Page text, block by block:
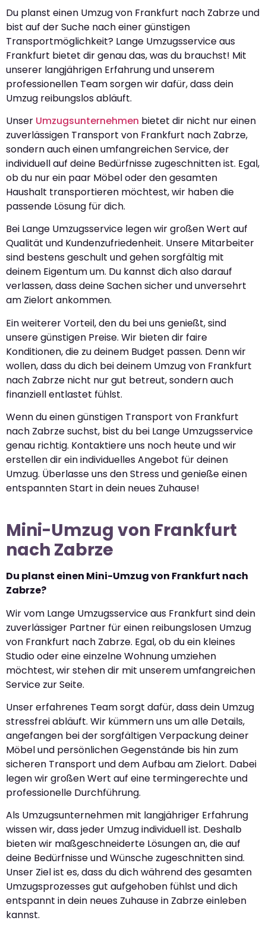
Du planst einen Umzug von Frankfurt nach Zabrze und
bist auf der Suche nach einer günstigen
Transportmöglichkeit? Lange Umzugsservice aus
Frankfurt bietet dir genau das, was du brauchst! Mit
unserer langjährigen Erfahrung und unserem
professionellen Team sorgen wir dafür, dass dein
Umzug reibungslos abläuft.
Unser Umzugsunternehmen bietet dir nicht nur einen
zuverlässigen Transport von Frankfurt nach Zabrze,
sondern auch einen umfangreichen Service, der
individuell auf deine Bedürfnisse zugeschnitten ist. Egal,
ob du nur ein paar Möbel oder den gesamten
Haushalt transportieren möchtest, wir haben die
passende Lösung für dich.
Bei Lange Umzugsservice legen wir großen Wert auf
Qualität und Kundenzufriedenheit. Unsere Mitarbeiter
sind bestens geschult und gehen sorgfältig mit
deinem Eigentum um. Du kannst dich also darauf
verlassen, dass deine Sachen sicher und unversehrt
am Zielort ankommen.
Ein weiterer Vorteil, den du bei uns genießt, sind
unsere günstigen Preise. Wir bieten dir faire
Konditionen, die zu deinem Budget passen. Denn wir
wollen, dass du dich bei deinem Umzug von Frankfurt
nach Zabrze nicht nur gut betreut, sondern auch
finanziell entlastet fühlst.
Wenn du einen günstigen Transport von Frankfurt
nach Zabrze suchst, bist du bei Lange Umzugsservice
genau richtig. Kontaktiere uns noch heute und wir
erstellen dir ein individuelles Angebot für deinen
Umzug. Überlasse uns den Stress und genieße einen
entspannten Start in dein neues Zuhause!
Mini-Umzug von Frankfurt
nach Zabrze
Du planst einen Mini-Umzug von Frankfurt nach
Zabrze?
Wir vom Lange Umzugsservice aus Frankfurt sind dein
zuverlässiger Partner für einen reibungslosen Umzug
von Frankfurt nach Zabrze. Egal, ob du ein kleines
Studio oder eine einzelne Wohnung umziehen
möchtest, wir stehen dir mit unserem umfangreichen
Service zur Seite.
Unser erfahrenes Team sorgt dafür, dass dein Umzug
stressfrei abläuft. Wir kümmern uns um alle Details,
angefangen bei der sorgfältigen Verpackung deiner
Möbel und persönlichen Gegenstände bis hin zum
sicheren Transport und dem Aufbau am Zielort. Dabei
legen wir großen Wert auf eine termingerechte und
professionelle Durchführung.
Als Umzugsunternehmen mit langjähriger Erfahrung
wissen wir, dass jeder Umzug individuell ist. Deshalb
bieten wir maßgeschneiderte Lösungen an, die auf
deine Bedürfnisse und Wünsche zugeschnitten sind.
Unser Ziel ist es, dass du dich während des gesamten
Umzugsprozesses gut aufgehoben fühlst und dich
entspannt in dein neues Zuhause in Zabrze einleben
kannst.